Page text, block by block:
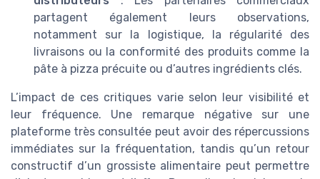
partagent également leurs observations,
notamment sur la logistique, la régularité des
livraisons ou la conformité des produits comme la
pâte à pizza précuite ou d’autres ingrédients clés.
L’impact de ces critiques varie selon leur visibilité et
leur fréquence. Une remarque négative sur une
plateforme très consultée peut avoir des répercussions
immédiates sur la fréquentation, tandis qu’un retour
constructif d’un grossiste alimentaire peut permettre